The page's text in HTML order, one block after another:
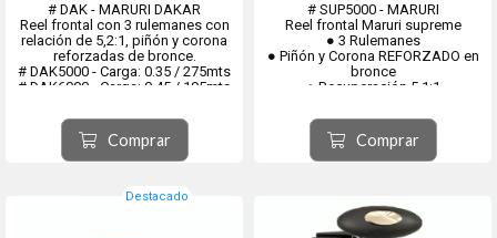
# DAK - MARURI DAKAR
Reel frontal con 3 rulemanes con
relación de 5,2:1, piñón y corona
reforzadas de bronce.
# DAK5000 - Carga: 0.35 / 275mts
# DAK6000 - Carga: 0.45 / 195mts
Comprar
# SUP5000 - MARURI
Reel frontal Maruri supreme
● 3 Rulemanes
● Piñón y Corona REFORZADO en
bronce
● Recuperación 5,1:1
Comprar
Destacado